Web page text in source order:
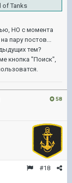
of Tanks
НО с момента
пару постов...
тем?
кнопка "Поиск",
58
#18